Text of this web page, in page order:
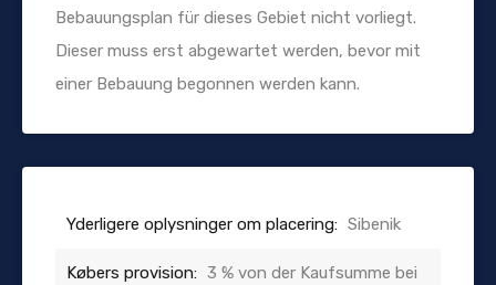
Bebauungsplan für dieses Gebiet nicht vorliegt.
Dieser muss erst abgewartet werden, bevor mit
einer Bebauung begonnen werden kann.
Yderligere oplysninger om placering: Sibenik
Købers provision: 3 % von der Kaufsumme bei